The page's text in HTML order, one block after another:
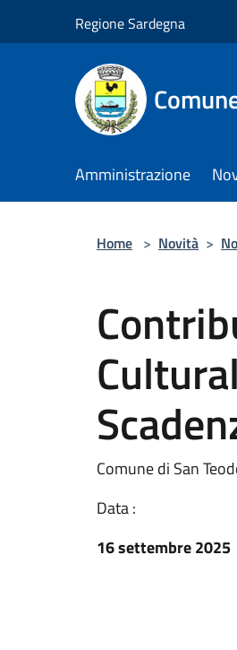
Regione Sardegna
Amministrazione
Home > Novità >
Comune di San
Data :
16 settembre 2025